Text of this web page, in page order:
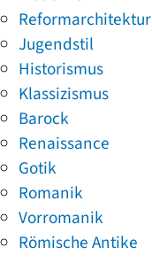
Reformarchitektur
Jugendstil
Historismus
Klassizismus
Barock
Renaissance
Gotik
Romanik
Vorromanik
Römische Antike